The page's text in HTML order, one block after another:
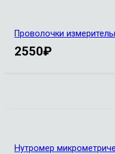
Проволочки
2550₽
Нутромер